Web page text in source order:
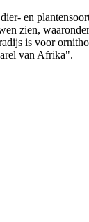
en
zien,
is voor
van Afrika".